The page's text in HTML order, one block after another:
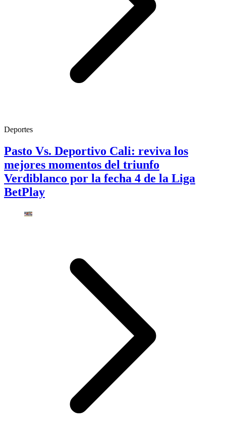
Deportes
Pasto Vs. Deportivo Cali: reviva los
mejores momentos del triunfo
Verdiblanco por la fecha 4 de la Liga
BetPlay